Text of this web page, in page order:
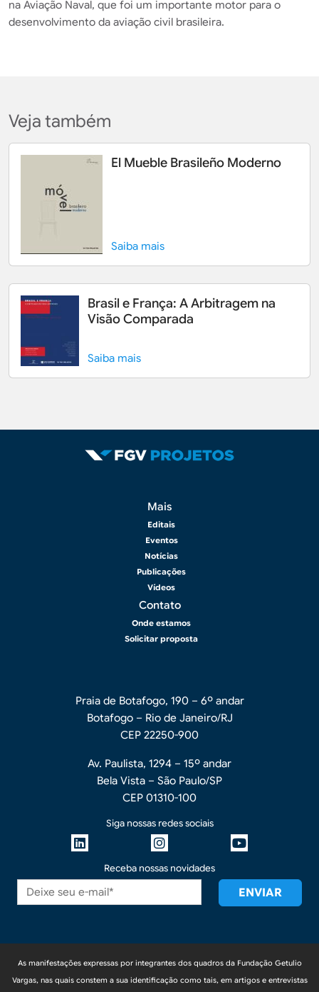
na Aviação Naval, que foi um importante motor para o
desenvolvimento da aviação civil brasileira.
Veja também
El Mueble Brasileño Moderno
Saiba mais
Brasil e França: A Arbitragem na
Visão Comparada
Saiba mais
Mais
Editais
Eventos
Notícias
Publicações
Vídeos
Contato
Onde estamos
Solicitar proposta
Praia de Botafogo, 190 – 6º andar
Botafogo – Rio de Janeiro/RJ
CEP 22250-900
Av. Paulista, 1294 – 15º andar
Bela Vista – São Paulo/SP
CEP 01310-100
Siga nossas redes sociais
Receba nossas novidades
As manifestações expressas por integrantes dos quadros da Fundação Getulio
Vargas, nas quais constem a sua identificação como tais, em artigos e entrevistas